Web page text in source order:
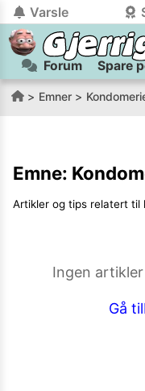
Varsle
Logg inn på
Logg inn med Vipps
Send inn tips:
Vil du være med i
Forum Spare
Emner
Emne:
Artikler og tips relatert til
Ingen
Gå